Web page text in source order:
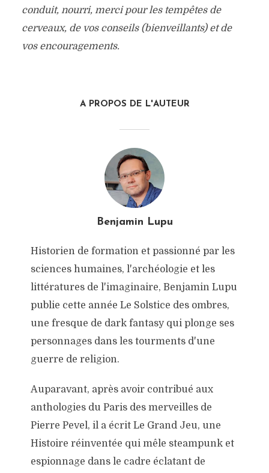
conduit, nourri, merci pour les tempêtes de
cerveaux, de vos conseils (bienveillants) et de
vos encouragements.
A PROPOS DE L'AUTEUR
Benjamin Lupu
Historien de formation et passionné par les
sciences humaines, l'archéologie et les
littératures de l'imaginaire, Benjamin Lupu
publie cette année Le Solstice des ombres,
une fresque de dark fantasy qui plonge ses
personnages dans les tourments d'une
guerre de religion.
Auparavant, après avoir contribué aux
anthologies du Paris des merveilles de
Pierre Pevel, il a écrit Le Grand Jeu, une
Histoire réinventée qui mêle steampunk et
espionnage dans le cadre éclatant de